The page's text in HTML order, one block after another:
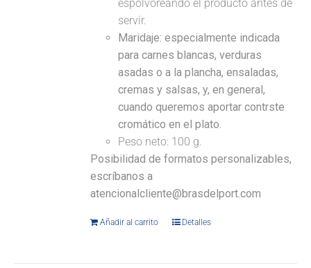
espolvoreando el producto antes de
servir.
Maridaje: especialmente indicada
para carnes blancas, verduras
asadas o a la plancha, ensaladas,
cremas y salsas, y, en general,
cuando queremos aportar contrste
cromático en el plato.
Peso neto: 100 g.
Posibilidad de formatos personalizables,
escríbanos a
atencionalcliente@brasdelport.com
Añadir al carrito Detalles